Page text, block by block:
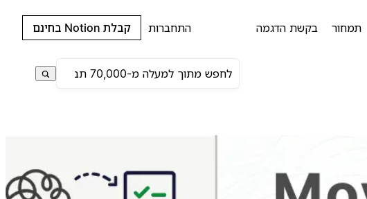
תמחור בקשת הדגמה התחברות קבלת Notion בחינם